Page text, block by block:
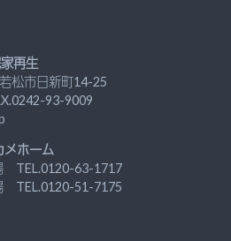
再生
松市日新町14-25
93-9009
メホーム
TEL.0120-63-1717
TEL.0120-51-7175